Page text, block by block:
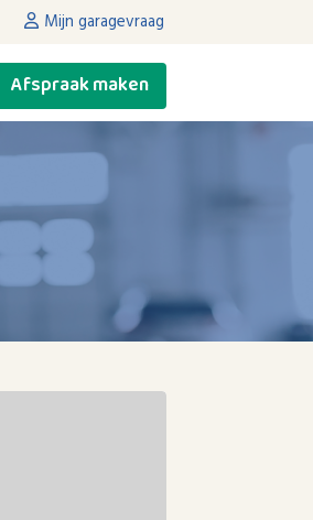
Mijn garagevraag
Afspraak maken